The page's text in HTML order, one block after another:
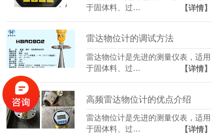
于固体料、过…
【详情】
雷达物位计的调试方法
雷达物位计是先进的测量仪表，适用
于固体料、过…
【详情】
高频雷达物位计的优点介绍
雷达物位计是先进的测量仪表，适用
于固体料、过…
【详情】